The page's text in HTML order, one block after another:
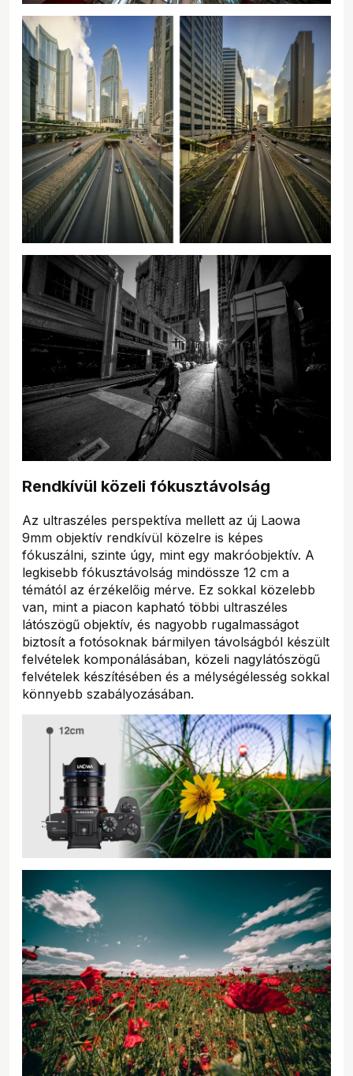
Rendkívül közeli fókusztávolság
Az ultraszéles perspektíva mellett az új Laowa
9mm objektív rendkívül közelre is képes
fókuszálni, szinte úgy, mint egy makróobjektív. A
legkisebb fókusztávolság mindössze 12 cm a
témától az érzékelőig mérve. Ez sokkal közelebb
van, mint a piacon kapható többi ultraszéles
látószögű objektív, és nagyobb rugalmasságot
biztosít a fotósoknak bármilyen távolságból készült
felvételek komponálásában, közeli nagylátószögű
felvételek készítésében és a mélységélesség sokkal
könnyebb szabályozásában.